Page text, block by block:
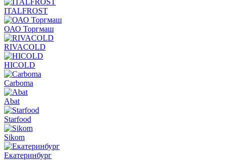
ITALFROST
ОАО Торгмаш
RIVACOLD
HICOLD
Carboma
Abat
Starfood
Sikom
Екатеринбург